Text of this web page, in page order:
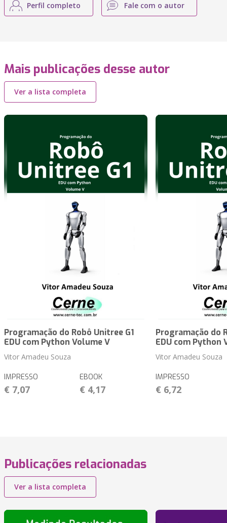
Perfil completo Fale com o autor
Mais publicações desse autor
Ver a lista completa
Programação do Robô Unitree G1
EDU com Python Volume V
Vitor Amadeu Souza
IMPRESSO
€ 7,07
EBOOK
€ 4,17
Programação do
EDU com Python
Vitor Amadeu Souza
IMPRESSO
€ 6,72
Publicações relacionadas
Ver a lista completa